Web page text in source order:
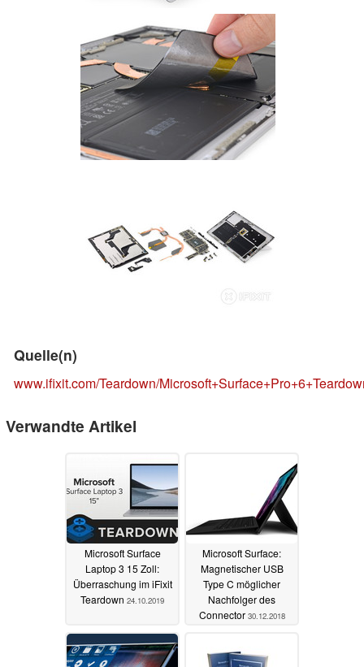
Quelle(n)
www.ifixit.com/Teardown/
Verwandte Artikel
Microsoft Surface
Laptop 3 15 Zoll:
Überraschung im iFixit
Teardown 24.10.2019
Microsoft Surface:
Magnetischer USB
Type C möglicher
Nachfolger des
Connector 30.12.2018